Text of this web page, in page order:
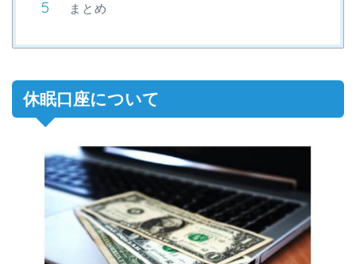
まとめ
休眠口座について